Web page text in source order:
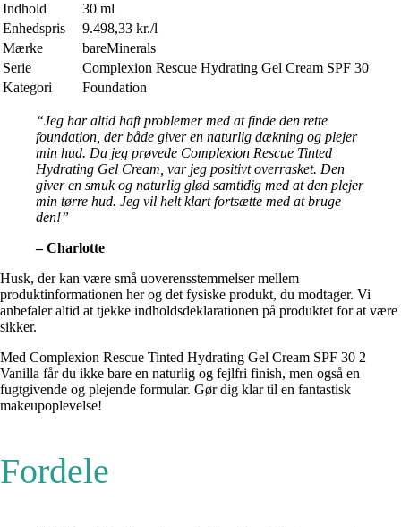
Indhold
30 ml
Enhedspris
9.498,33 kr./l
Mærke
bareMinerals
Serie
Complexion Rescue Hydrating Gel Cream SPF 30
Kategori
Foundation
“Jeg har altid haft problemer med at finde den rette
foundation, der både giver en naturlig dækning og plejer
min hud. Da jeg prøvede Complexion Rescue Tinted
Hydrating Gel Cream, var jeg positivt overrasket. Den
giver en smuk og naturlig glød samtidig med at den plejer
min tørre hud. Jeg vil helt klart fortsætte med at bruge
den!”
– Charlotte
Husk, der kan være små uoverensstemmelser mellem
produktinformationen her og det fysiske produkt, du modtager. Vi
anbefaler altid at tjekke indholdsdeklarationen på produktet for at være
sikker.
Med Complexion Rescue Tinted Hydrating Gel Cream SPF 30 2
Vanilla får du ikke bare en naturlig og fejlfri finish, men også en
fugtgivende og plejende formular. Gør dig klar til en fantastisk
makeupoplevelse!
Fordele